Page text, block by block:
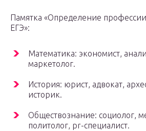
Памятка «Определение
ЕГЭ»:
Математика: экономист,
маркетолог.
История: юрист, адвокат,
историк.
Обществознание: социолог,
политолог, pr-специалист.